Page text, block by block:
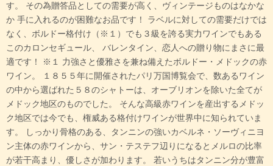
す。 その為贈答品としての需要が高く、ヴィンテージものはなかな
か 手に入れるのが困難なお品です！ ラベルに対しての需要だけでは
なく、ボルドー格付け（※１）でも３級を誇る実力ワインでもある
このカロンセギュール、 バレンタイン、恋人への贈り物にまさに最
適です！ ※１ 力強さと優雅さを兼ね備えたボルドー・メドックの赤
ワイン。 １８５５年に開催されたパリ万国博覧会で、数あるワイン
の中から選ばれた５８のシャトーは、オーブリオンを除いた全てが
メドック地区のものでした。 そんな高級赤ワインを産出するメドッ
ク地区では今でも、権威ある格付けワインが世界中に知られていま
す。 しっかり骨格のある、タンニンの強いカベルネ・ソーヴィニヨ
ン主体の赤ワインから、サン・テステフ辺りになるとメルロの比率
が若干高まり、優しさが加わります。 若いうちはタンニン分が豊富